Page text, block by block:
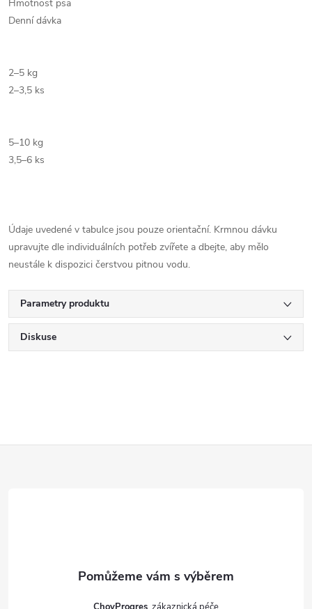
Hmotnost psa
Denní dávka
2–5 kg
2–3,5 ks
5–10 kg
3,5–6 ks
Údaje uvedené v tabulce jsou pouze orientační. Krmnou dávku
upravujte dle individuálních potřeb zvířete a dbejte, aby mělo
neustále k dispozici čerstvou pitnou vodu.
Parametry produktu
Diskuse